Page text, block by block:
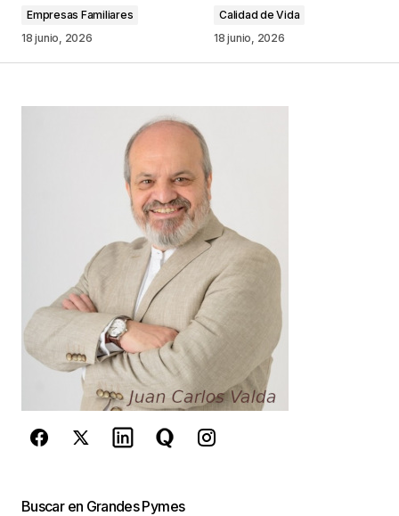
Comentario*
*
Guarda mi nombre, correo electrónico y web en
este navegador para la próxima vez que
comente.
Este sitio esta protegido por
reCAPTCHA y laPolítica de
privacidady losTérminos del servicio
de Google se aplican.
Empresas Familiares
18 junio, 2026
Calidad de Vida
18 junio, 2026
Buscar en Grandes Pymes